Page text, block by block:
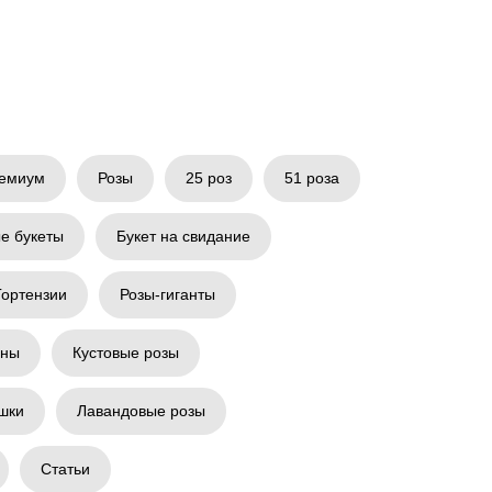
Розы 25 роз 51 роза
букеты Букет на свидание
Розы-гиганты
Кустовые розы
Лавандовые розы
Статьи